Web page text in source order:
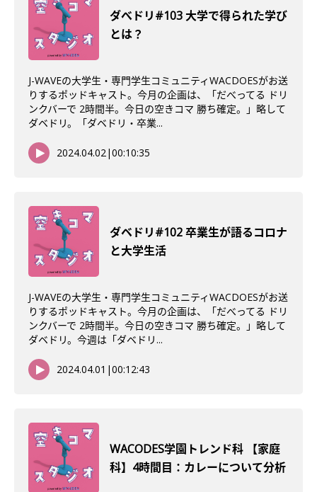
ダべドリ#103 大学で得られた学び
とは？
J-WAVEの大学生・専門学生コミュニティWACDOESがお送
りするポッドキャスト。今月の企画は、「だべってる ドリ
ンクバーで 2時間半。今日の空きコマ 勝ち確定。」略して
ダベドリ。「ダベドリ・卒業...
2024.04.02|00:10:35
ダベドリ#102 卒業生が語るコロナ
と大学生活
J-WAVEの大学生・専門学生コミュニティWACDOESがお送
りするポッドキャスト。今月の企画は、「だべってる ドリ
ンクバーで 2時間半。今日の空きコマ 勝ち確定。」略して
ダベドリ。今週は「ダベドリ...
2024.04.01 |00:12:43
WACODES学園トレンド科 【家庭
科】4時間目：カレーについて分析